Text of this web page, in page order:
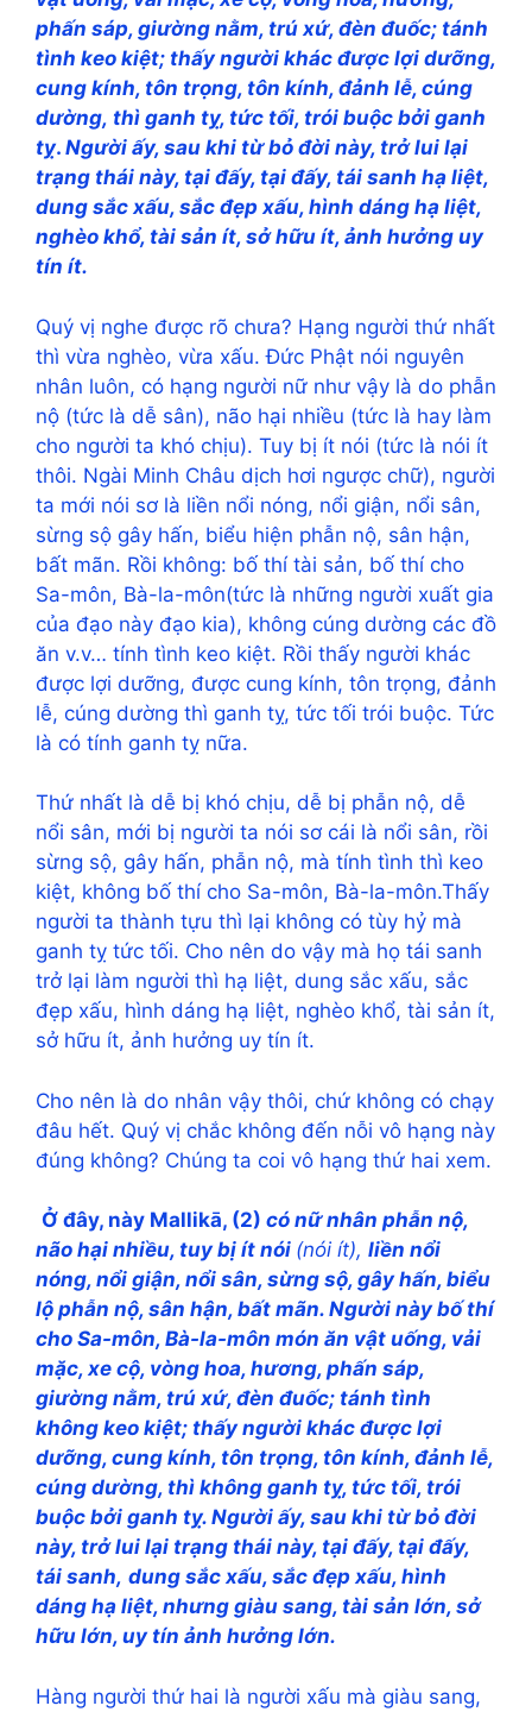
phấn sáp, giường nằm, trú xứ, đèn đuốc; tánh
tình keo kiệt; thấy người khác được lợi dưỡng,
cung kính, tôn trọng, tôn kính, đảnh lễ, cúng
dường, thì ganh tỵ, tức tối, trói buộc bởi ganh
tỵ. Người ấy, sau khi từ bỏ đời này, trở lui lại
trạng thái này, tại đấy, tại đấy, tái sanh hạ liệt,
dung sắc xấu, sắc đẹp xấu, hình dáng hạ liệt,
nghèo khổ, tài sản ít, sở hữu ít, ảnh hưởng uy
tín ít.
Quý vị nghe được rõ chưa? Hạng người thứ nhất
thì vừa nghèo, vừa xấu. Đức Phật nói nguyên
nhân luôn, có hạng người nữ như vậy là do phẫn
nộ (tức là dễ sân), não hại nhiều (tức là hay làm
cho người ta khó chịu). Tuy bị ít nói (tức là nói ít
thôi. Ngài Minh Châu dịch hơi ngược chữ), người
ta mới nói sơ là liền nổi nóng, nổi giận, nổi sân,
sừng sộ gây hấn, biểu hiện phẫn nộ, sân hận,
bất mãn. Rồi không: bố thí tài sản, bố thí cho
Sa-môn, Bà-la-môn(tức là những người xuất gia
của đạo này đạo kia), không cúng dường các đồ
ăn v.v… tính tình keo kiệt. Rồi thấy người khác
được lợi dưỡng, được cung kính, tôn trọng, đảnh
lễ, cúng dường thì ganh tỵ, tức tối trói buộc. Tức
là có tính ganh tỵ nữa.
Thứ nhất là dễ bị khó chịu, dễ bị phẫn nộ, dễ
nổi sân, mới bị người ta nói sơ cái là nổi sân, rồi
sừng sộ, gây hấn, phẫn nộ, mà tính tình thì keo
kiệt, không bố thí cho Sa-môn, Bà-la-môn.Thấy
người ta thành tựu thì lại không có tùy hỷ mà
ganh tỵ tức tối. Cho nên do vậy mà họ tái sanh
trở lại làm người thì hạ liệt, dung sắc xấu, sắc
đẹp xấu, hình dáng hạ liệt, nghèo khổ, tài sản ít,
sở hữu ít, ảnh hưởng uy tín ít.
Cho nên là do nhân vậy thôi, chứ không có chạy
đâu hết. Quý vị chắc không đến nỗi vô hạng này
đúng không? Chúng ta coi vô hạng thứ hai xem.
Ở đây, này Mallikā, (2) có nữ nhân phẫn nộ,
não hại nhiều, tuy bị ít nói (nói ít), liền nổi
nóng, nổi giận, nổi sân, sừng sộ, gây hấn, biểu
lộ phẫn nộ, sân hận, bất mãn. Người này bố thí
cho Sa-môn, Bà-la-môn món ăn vật uống, vải
mặc, xe cộ, vòng hoa, hương, phấn sáp,
giường nằm, trú xứ, đèn đuốc; tánh tình
không keo kiệt; thấy người khác được lợi
dưỡng, cung kính, tôn trọng, tôn kính, đảnh lễ,
cúng dường, thì không ganh tỵ, tức tối, trói
buộc bởi ganh tỵ. Người ấy, sau khi từ bỏ đời
này, trở lui lại trạng thái này, tại đấy, tại đấy,
tái sanh, dung sắc xấu, sắc đẹp xấu, hình
dáng hạ liệt, nhưng giàu sang, tài sản lớn, sở
hữu lớn, uy tín ảnh hưởng lớn.
Hàng người thứ hai là người xấu mà giàu sang,